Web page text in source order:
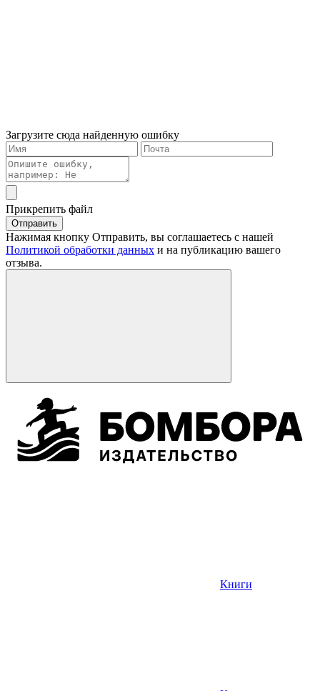
Загрузите сюда найденную ошибку
Прикрепить файл
Отправить
Нажимая кнопку Отправить, вы соглашаетесь с нашей
Политикой обработки данных и на публикацию вашего
отзыва.
Книги